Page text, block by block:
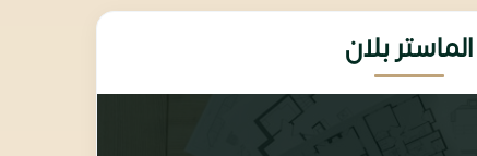
الماستر بلان